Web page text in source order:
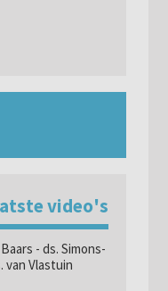
video's
- ds. Simons-
van Vlastuin